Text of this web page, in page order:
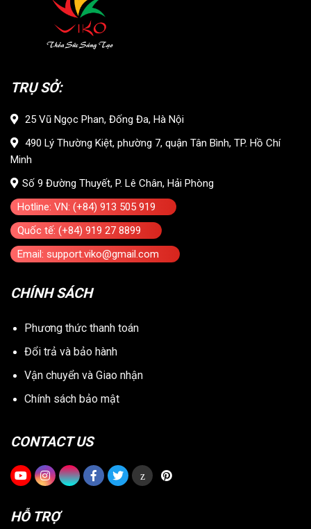
TRỤ SỞ:
25 Vũ Ngọc Phan, Đống Đa, Hà Nội
490 Lý Thường Kiệt, phường 7, quận Tân Bình, TP. Hồ Chí
Minh
Số 9 Đường Thuyết, P. Lê Chân, Hải Phòng
Hotline: VN: (+84) 913 505 919
Quốc tế: (+84) 919 27 8899
Email: support.viko@gmail.com
CHÍNH SÁCH
Phương thức thanh toán
Đổi trả và bảo hành
Vận chuyển và Giao nhận
Chính sách bảo mật
CONTACT US
z
HỖ TRỢ